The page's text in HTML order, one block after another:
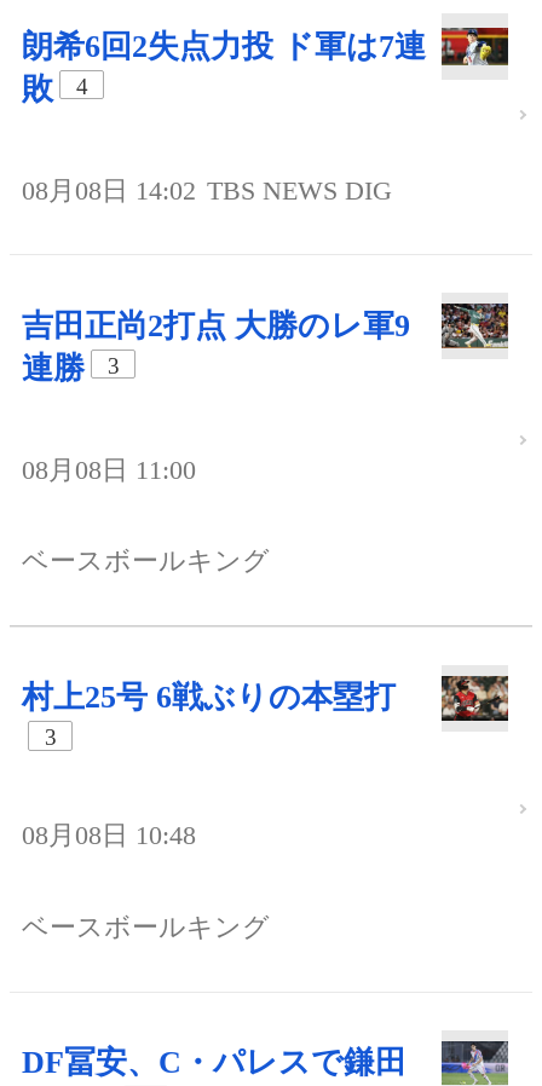
朗希6回2失点力投 ド軍は7連
敗
4
08月08日 14:02 TBS NEWS DIG
吉田正尚2打点 大勝のレ軍9
連勝
3
08月08日 11:00
ベースボールキング
村上25号 6戦ぶりの本塁打
3
08月08日 10:48
ベースボールキング
DF冨安、C・パレスで鎌田